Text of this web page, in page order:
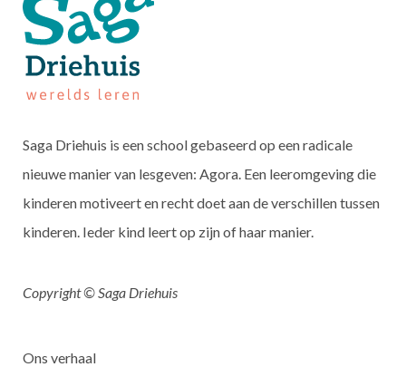
Saga Driehuis is een school gebaseerd op een radicale
nieuwe manier van lesgeven: Agora. Een leeromgeving die
kinderen motiveert en recht doet aan de verschillen tussen
kinderen. Ieder kind leert op zijn of haar manier.
Copyright © Saga Driehuis
Ons verhaal